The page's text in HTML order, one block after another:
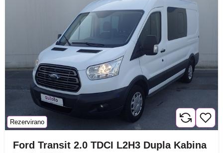
Rezervirano
Ford Transit 2.0 TDCI L2H3 Dupla Kabina